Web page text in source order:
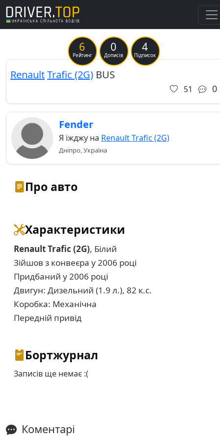
6
Рейтинг
0
Дописів
4
Підписок
RenaultTrafic (2G) BUS
51 0
Fender
Я їжджу на Renault Trafic (2G)
Дніпро, Україна
Про авто
Характеристики
Renault Trafic (2G), Білий
Зійшов з конвеєра у 2006 році
Придбаний у 2006 році
Двигун: Дизельний (1.9 л.), 82 к.с.
Коробка: Механічна
Передній привід
Бортжурнал
Записів ще немає :(
Коментарі